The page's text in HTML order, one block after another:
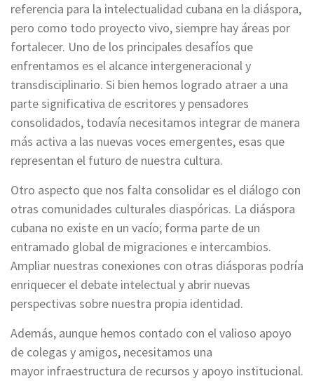
referencia para la intelectualidad cubana en la diáspora,
pero como todo proyecto vivo, siempre hay áreas por
fortalecer. Uno de los principales desafíos que
enfrentamos es el alcance intergeneracional y
transdisciplinario. Si bien hemos logrado atraer a una
parte significativa de escritores y pensadores
consolidados, todavía necesitamos integrar de manera
más activa a las nuevas voces emergentes, esas que
representan el futuro de nuestra cultura.
Otro aspecto que nos falta consolidar es el diálogo con
otras comunidades culturales diaspóricas. La diáspora
cubana no existe en un vacío; forma parte de un
entramado global de migraciones e intercambios.
Ampliar nuestras conexiones con otras diásporas podría
enriquecer el debate intelectual y abrir nuevas
perspectivas sobre nuestra propia identidad.
Además, aunque hemos contado con el valioso apoyo
de colegas y amigos, necesitamos una
mayor infraestructura de recursos y apoyo institucional.